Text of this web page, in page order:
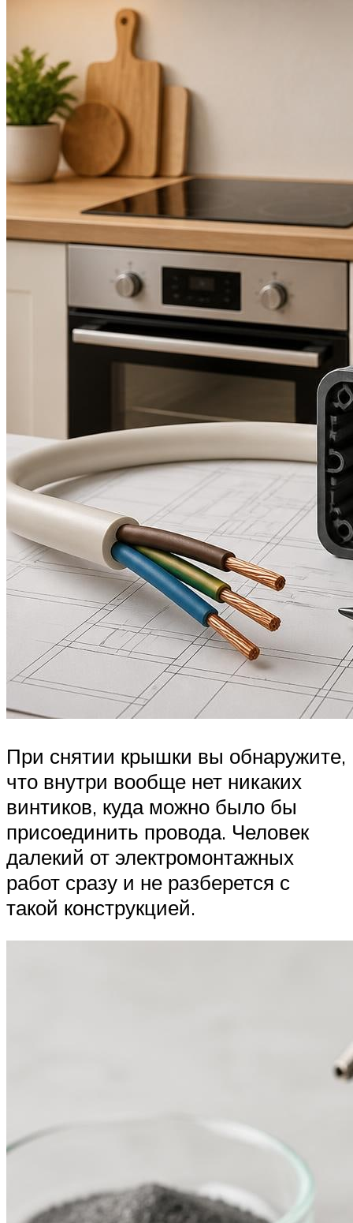
При снятии крышки вы обнаружите,
что внутри вообще нет никаких
винтиков, куда можно было бы
присоединить провода. Человек
далекий от электромонтажных
работ сразу и не разберется с
такой конструкцией.